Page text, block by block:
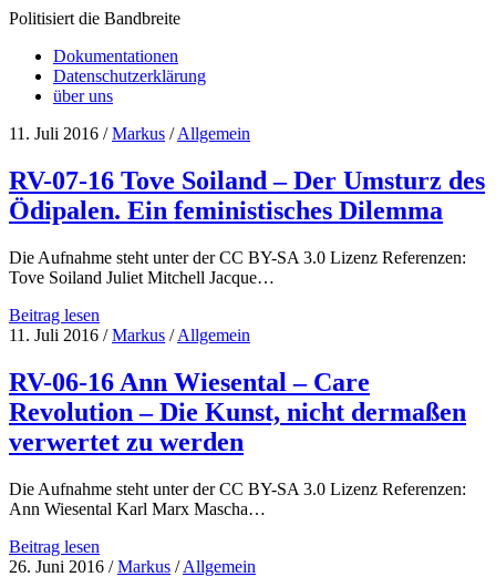
Politisiert die Bandbreite
Dokumentationen
Datenschutzerklärung
über uns
Podcast
Kombinat
Beiträge
11. Juli 2016 /Markus /Allgemein
RV-07-16 Tove Soiland – Der Umsturz des
Ödipalen. Ein feministisches Dilemma
Die Aufnahme steht unter der CC BY-SA 3.0 Lizenz Referenzen:
Tove Soiland Juliet Mitchell Jacque…
Beitrag lesen
07-
Tove
Soiland
–
Der
Umsturz
Ödipalen.
Ein
Dilemma
11. Juli 2016 /Markus /Allgemein
RV-06-16 Ann Wiesental – Care
Revolution – Die Kunst, nicht dermaßen
verwertet zu werden
Die Aufnahme steht unter der CC BY-SA 3.0 Lizenz Referenzen:
Ann Wiesental Karl Marx Mascha…
Beitrag lesen
06-
26. Juni 2016 /Markus /Allgemein